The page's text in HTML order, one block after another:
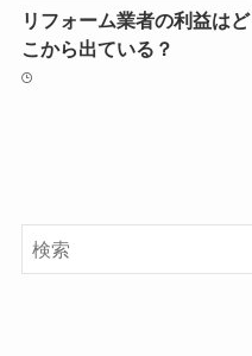
リフォーム業者の利益はど
こから出ている？